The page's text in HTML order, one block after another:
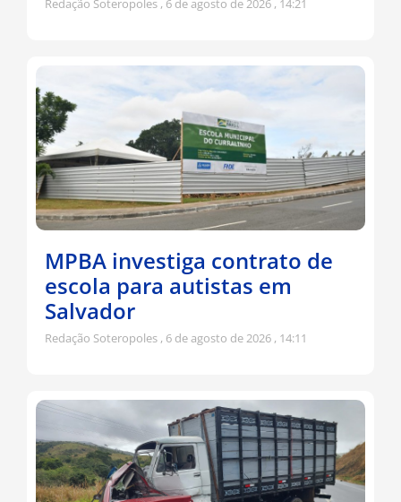
Redação Soteropoles 6 de agosto de 2026 14:21
MPBA investiga contrato de
escola para autistas em
Salvador
Redação Soteropoles 6 de agosto de 2026 14:11